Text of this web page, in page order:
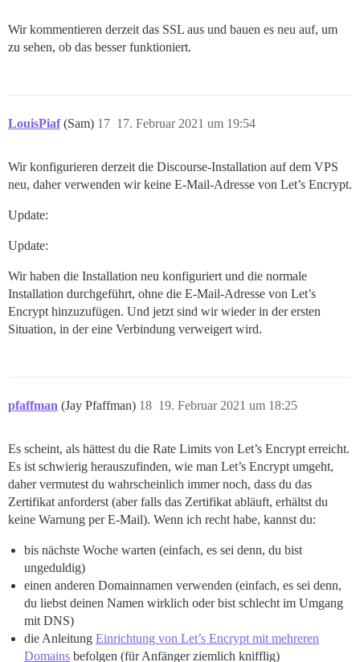
Wir kommentieren derzeit das SSL aus und bauen es neu auf, um
zu sehen, ob das besser funktioniert.
LouisPiaf (Sam) 17. Februar 2021 um 19:54
17
Wir konfigurieren derzeit die Discourse-Installation auf dem VPS
neu, daher verwenden wir keine E-Mail-Adresse von Let’s Encrypt.
Update:
Update:
Wir haben die Installation neu konfiguriert und die normale
Installation durchgeführt, ohne die E-Mail-Adresse von Let’s
Encrypt hinzuzufügen. Und jetzt sind wir wieder in der ersten
Situation, in der eine Verbindung verweigert wird.
pfaffman (Jay Pfaffman) 19. Februar 2021 um 18:25
18
Es scheint, als hättest du die Rate Limits von Let’s Encrypt erreicht.
Es ist schwierig herauszufinden, wie man Let’s Encrypt umgeht,
daher vermutest du wahrscheinlich immer noch, dass du das
Zertifikat anforderst (aber falls das Zertifikat abläuft, erhältst du
keine Warnung per E-Mail). Wenn ich recht habe, kannst du:
bis nächste Woche warten (einfach, es sei denn, du bist
ungeduldig)
einen anderen Domainnamen verwenden (einfach, es sei denn,
du liebst deinen Namen wirklich oder bist schlecht im Umgang
mit DNS)
die Anleitung Einrichtung von Let’s Encrypt mit mehreren
Domains befolgen (für Anfänger ziemlich knifflig)